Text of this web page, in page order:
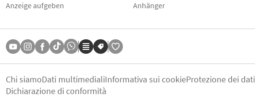
Anzeige aufgeben
Anhänger
Chi siamoDati multimedialiInformativa sui cookieProtezione dei dati
Dichiarazione di conformità